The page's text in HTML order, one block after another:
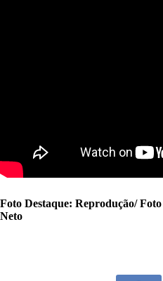
Foto Destaque: Reprodução/
Neto